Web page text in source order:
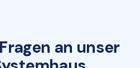
an unser